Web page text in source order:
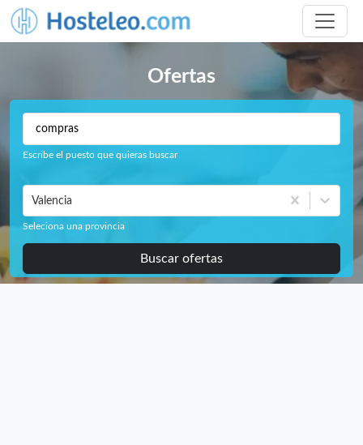
Ofertas
Escribe el puesto que quieras buscar
Valencia
Seleciona una provincia
Buscar ofertas